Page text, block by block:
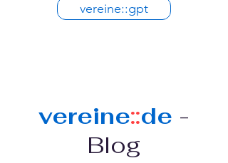
vereine::gpt
vereine::de -
Blog